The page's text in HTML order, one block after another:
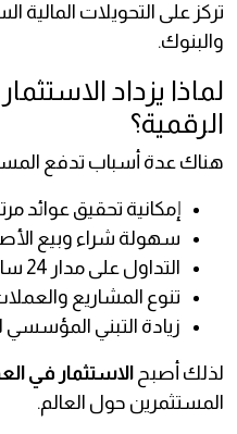
تركز على التحويلات
والبنوك.
لماذا يزداد
الرقمية؟
هناك عدة أسباب تدفع
إمكانية تحقيق عوائد
سهولة شراء وبيع
التداول على مدار 24 ساعة.
تنوع المشاريع
زيادة التبني
لذلك أصبح الاستثمار في
المستثمرين حول العالم.